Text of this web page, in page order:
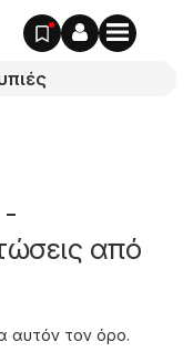
-
από
αυτόν τον όρο.